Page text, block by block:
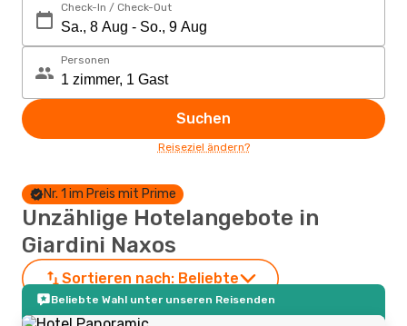
Check-In / Check-Out
Personen
Suchen
Reiseziel ändern?
Nr. 1 im Preis mit Prime
Unzählige Hotelangebote in
Giardini Naxos
Sortieren nach: Beliebte
Beliebte Wahl unter unseren Reisenden